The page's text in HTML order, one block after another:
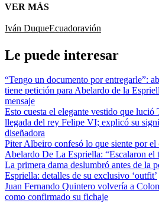
VER MÁS
Iván DuqueEcuadoravión
Le puede interesar
“Tengo un documento por entregarle”:
tiene petición para Abelardo de la
mensaje
Esto cuesta el elegante vestido que lució
llegada del rey Felipe VI; explicó su
diseñadora
Piter Albeiro confesó lo que siente por
Abelardo De La Espriella: “Escalaron el
La primera dama deslumbró antes de la
Espriella: detalles de su exclusivo ‘outfit’
Juan Fernando Quintero volvería a
como confirmado su fichaje